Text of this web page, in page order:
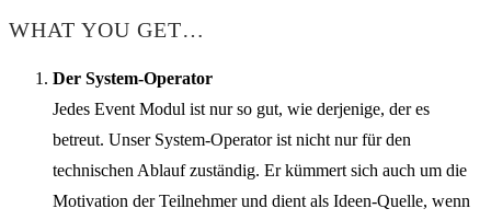
WHAT YOU GET…
Der System-Operator
Jedes Event Modul ist nur so gut, wie derjenige, der es
betreut. Unser System-Operator ist nicht nur für den
technischen Ablauf zuständig. Er kümmert sich auch um die
Motivation der Teilnehmer und dient als Ideen-Quelle, wenn